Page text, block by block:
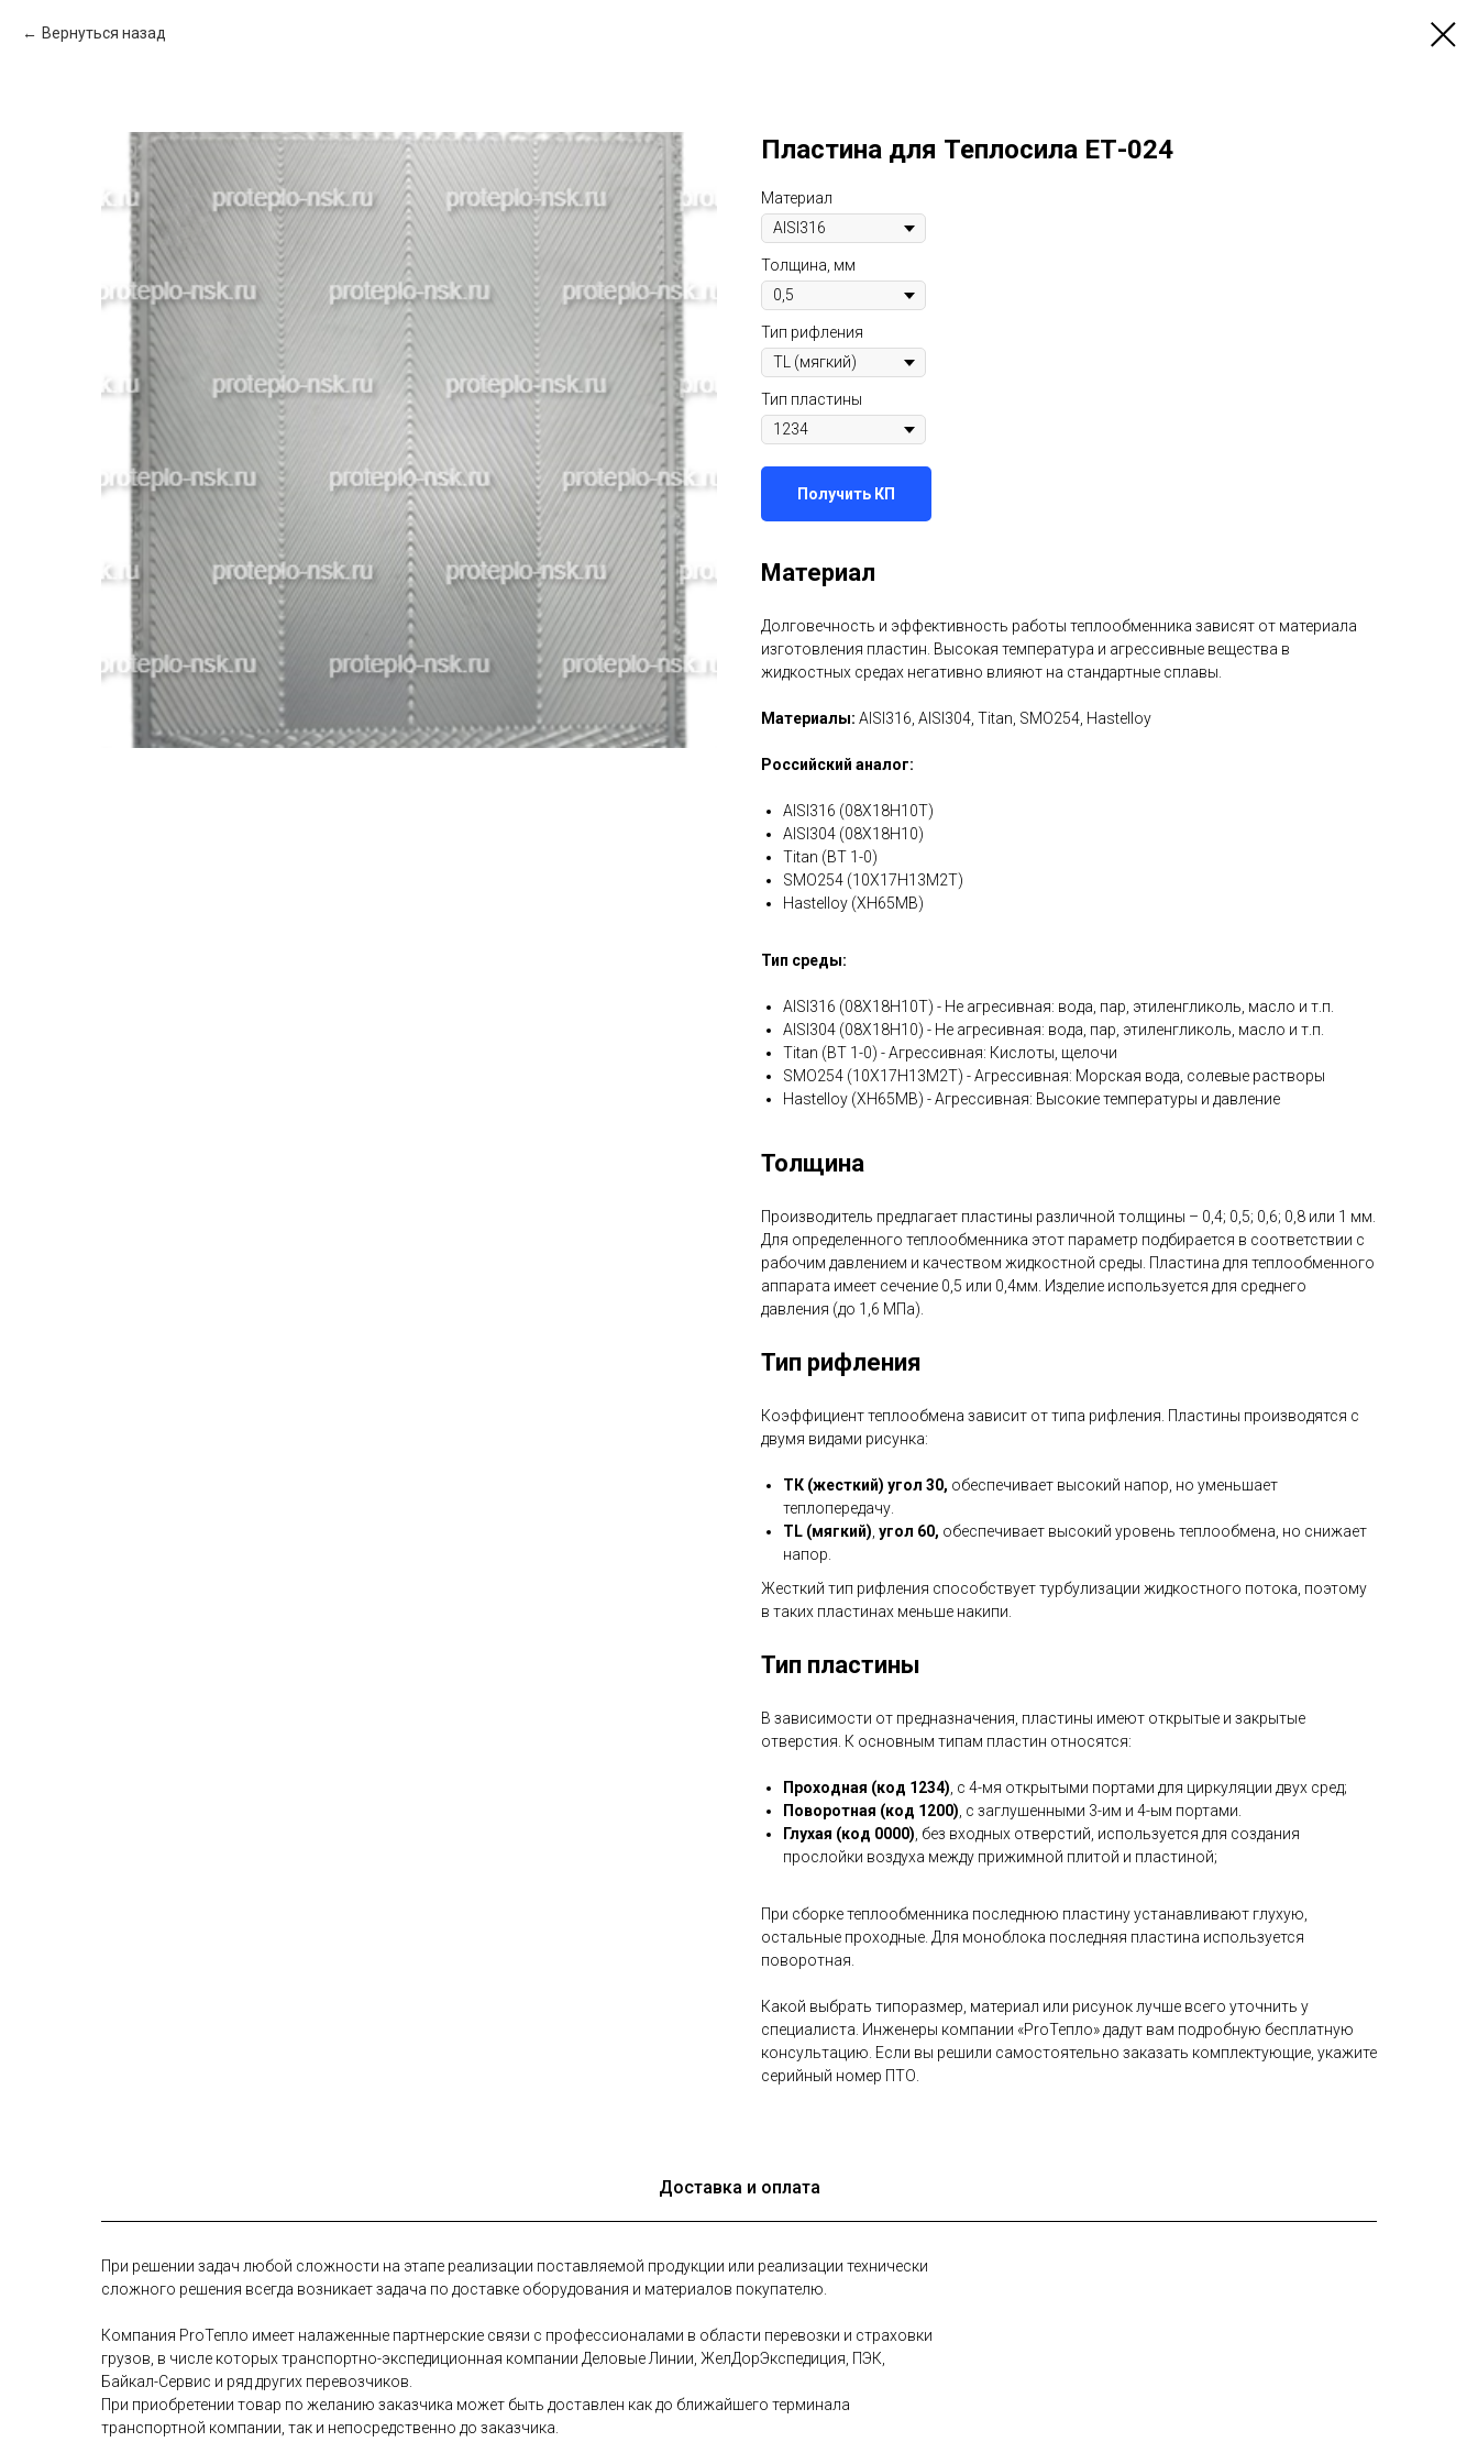
Вернуться назад
Пластина для Теплосила ЕТ-024
Материал
Толщина, мм
Тип рифления
Тип пластины
Получить КП
Материал
Долговечность и эффективность работы теплообменника зависят от материала
изготовления пластин. Высокая температура и агрессивные вещества в
жидкостных средах негативно влияют на стандартные сплавы.
Материалы: AISI316, AISI304, Titan, SMO254, Hastelloy
Российский аналог:
AISI316 (08Х18Н10Т)
AISI304 (08Х18Н10)
Titan (ВТ 1-0)
SMO254 (10Х17Н13М2Т)
Hastelloy (ХН65МВ)
Тип среды:
AISI316 (08Х18Н10Т) - Не агресивная: вода, пар, этиленгликоль, масло и т.п.
AISI304 (08Х18Н10) - Не агресивная: вода, пар, этиленгликоль, масло и т.п.
Titan (ВТ 1-0) - Агрессивная: Кислоты, щелочи
SMO254 (10Х17Н13М2Т) - Агрессивная: Морская вода, солевые растворы
Hastelloy (ХН65МВ) - Агрессивная: Высокие температуры и давление
Толщина
Производитель предлагает пластины различной толщины – 0,4; 0,5; 0,6; 0,8 или 1 мм.
Для определенного теплообменника этот параметр подбирается в соответствии с
рабочим давлением и качеством жидкостной среды. Пластина для теплообменного
аппарата имеет сечение 0,5 или 0,4мм. Изделие используется для среднего
давления (до 1,6 МПа).
Тип рифления
Коэффициент теплообмена зависит от типа рифления. Пластины производятся с
двумя видами рисунка:
ТК (жесткий) угол 30, обеспечивает высокий напор, но уменьшает
теплопередачу.
TL (мягкий), угол 60, обеспечивает высокий уровень теплообмена, но снижает
напор.
Жесткий тип рифления способствует турбулизации жидкостного потока, поэтому
в таких пластинах меньше накипи.
Тип пластины
В зависимости от предназначения, пластины имеют открытые и закрытые
отверстия. К основным типам пластин относятся:
Проходная (код 1234), с 4-мя открытыми портами для циркуляции двух сред;
Поворотная (код 1200), с заглушенными 3-им и 4-ым портами.
Глухая (код 0000), без входных отверстий, используется для создания
прослойки воздуха между прижимной плитой и пластиной;
При сборке теплообменника последнюю пластину устанавливают глухую,
остальные проходные. Для моноблока последняя пластина используется
поворотная.
Какой выбрать типоразмер, материал или рисунок лучше всего уточнить у
специалиста. Инженеры компании «ProТепло» дадут вам подробную бесплатную
консультацию. Если вы решили самостоятельно заказать комплектующие, укажите
серийный номер ПТО.
Доставка и оплата
При решении задач любой сложности на этапе реализации поставляемой продукции или реализации технически
сложного решения всегда возникает задача по доставке оборудования и материалов покупателю.
Компания ProТепло имеет налаженные партнерские связи с профессионалами в области перевозки и страховки
грузов, в числе которых транспортно-экспедиционная компании Деловые Линии, ЖелДорЭкспедиция, ПЭК,
Байкал-Сервис и ряд других перевозчиков.
При приобретении товар по желанию заказчика может быть доставлен как до ближайшего терминала
транспортной компании, так и непосредственно до заказчика.